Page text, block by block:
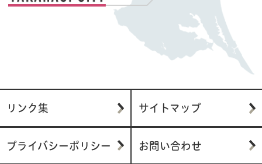
リンク集 サイトマップ
プライバシーポリシー お問い合わせ